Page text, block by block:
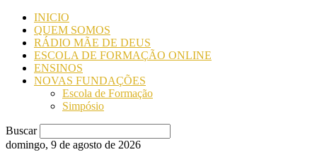
INICIO
QUEM SOMOS
RÁDIO MÃE DE DEUS
ESCOLA DE FORMAÇÃO ONLINE
ENSINOS
NOVAS FUNDAÇÕES
Escola de Formação
Simpósio
Buscar
domingo, 9 de agosto de 2026